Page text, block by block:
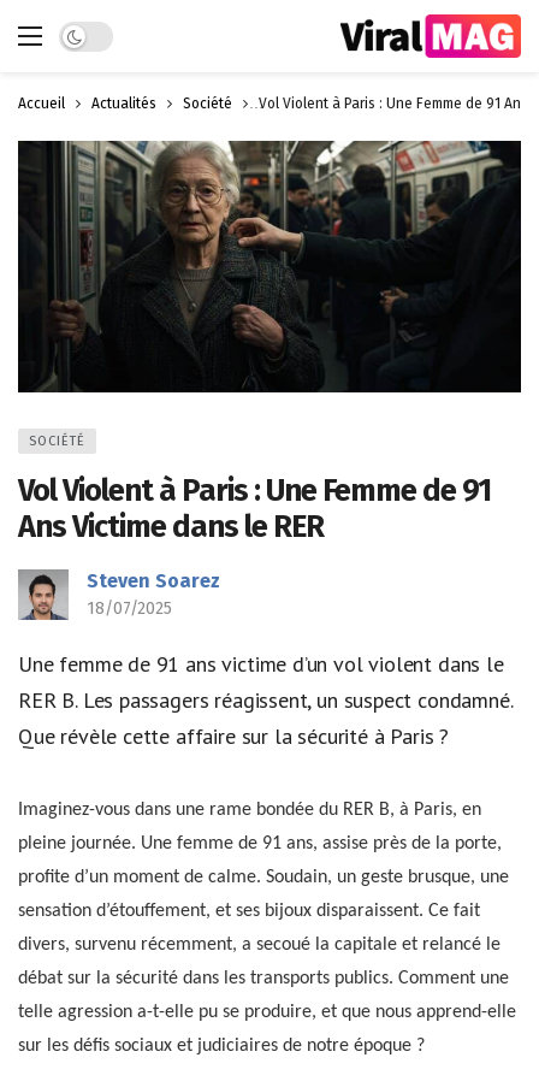
Dark mode
Accueil Actualités Société Vol Violent à Paris : Une Femme de 91 Ans
SOCIÉTÉ
Vol Violent à Paris : Une Femme de 91
Ans Victime dans le RER
Steven Soarez
18/07/2025
Une femme de 91 ans victime d’un vol violent dans le
RER B. Les passagers réagissent, un suspect condamné.
Que révèle cette affaire sur la sécurité à Paris ?
Imaginez-vous dans une rame bondée du RER B, à Paris, en
pleine journée. Une femme de 91 ans, assise près de la porte,
profite d’un moment de calme. Soudain, un geste brusque, une
sensation d’étouffement, et ses bijoux disparaissent. Ce fait
divers, survenu récemment, a secoué la capitale et relancé le
débat sur la sécurité dans les transports publics. Comment une
telle agression a-t-elle pu se produire, et que nous apprend-elle
sur les défis sociaux et judiciaires de notre époque ?